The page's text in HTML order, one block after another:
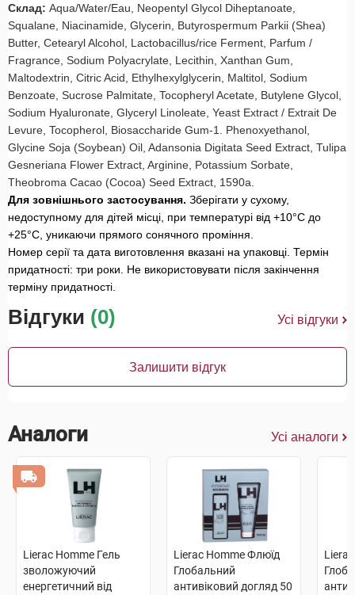
Склад: Aqua/Water/Eau, Neopentyl Glycol Diheptanoate,
Squalane, Niacinamide, Glycerin, Butyrospermum Parkii (Shea)
Butter, Cetearyl Alcohol, Lactobacillus/rice Ferment, Parfum /
Fragrance, Sodium Polyacrylate, Lecithin, Xanthan Gum,
Maltodextrin, Citric Acid, Ethylhexylglycerin, Maltitol, Sodium
Benzoate, Sucrose Palmitate, Tocopheryl Acetate, Butylene Glycol,
Sodium Hyaluronate, Glyceryl Linoleate, Yeast Extract / Extrait De
Levure, Tocopherol, Biosaccharide Gum-1. Phenoxyethanol,
Glycine Soja (Soybean) Oil, Adansonia Digitata Seed Extract, Tulipa
Gesneriana Flower Extract, Arginine, Potassium Sorbate,
Theobroma Cacao (Cocoa) Seed Extract, 1590a.
Для зовнішнього застосування. Зберігати у сухому,
недоступному для дітей місці, при температурі від +10°С до
+25°С, уникаючи прямого сонячного проміння.
Номер серії та дата виготовлення вказані на упаковці. Термін
придатності: три роки. Не використовувати після закінчення
терміну придатності.
Відгуки (0) Усі відгуки
Залишити відгук
Аналоги Усі аналоги
Lierac Homme Гель
зволожуючий
енергетичний від
Lierac Homme Флюїд
Глобальний
антивіковий догляд 50